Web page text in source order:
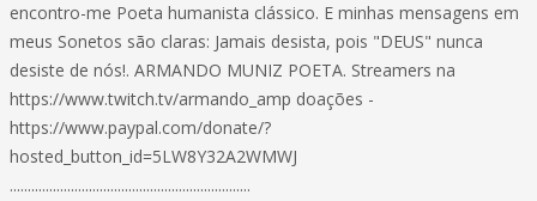
encontro-me Poeta humanista clássico. E minhas mensagens em
meus Sonetos são claras: Jamais desista, pois "DEUS" nunca
desiste de nós!. ARMANDO MUNIZ POETA. Streamers na
https://www.twitch.tv/armando_amp doações -
https://www.paypal.com/donate/?
hosted_button_id=5LW8Y32A2WMWJ
...................................................................